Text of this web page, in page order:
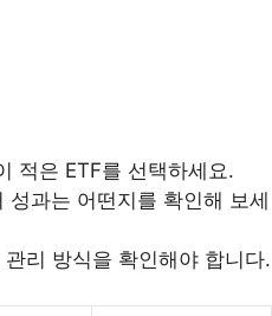
적은 ETF를 선택하세요.
과는 어떤지를 확인해 보세
리 방식을 확인해야 합니다.